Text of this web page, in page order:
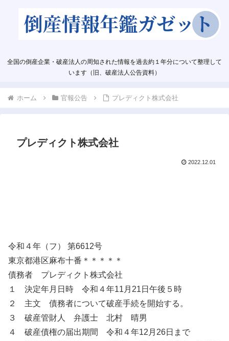
全国の倒産企業・破産法人の周知された情報を過去約１年分について整理して
います（旧、破産法人公告資料）
ホーム 官報公告 プレディクト株式会社
プレディクト株式会社
2022.12.01
令和４年（フ） 第6612号
東京都港区麻布十番＊＊＊＊＊
債務者 プレディクト株式会社
１ 決定年月日時 令和４年11月21日午後５時
２ 主文 債務者について破産手続を開始する。
３ 破産管財人 弁護士 北村 晴男
４ 破産債権の届出期間 令和４年12月26日まで